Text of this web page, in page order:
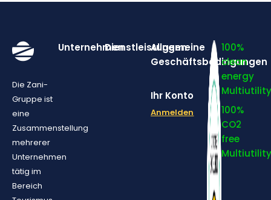
Die Zani-
Gruppe ist
eine
Zusammenstellung
mehrerer
Unternehmen
tätig im
Bereich
UnternehmenDienstleistungen
Allgemeine
Geschäftsbedingungen
Ihr Konto
Anmelden
100%
clean
energy
Multiutility
100%
CO2
free
Multiutility